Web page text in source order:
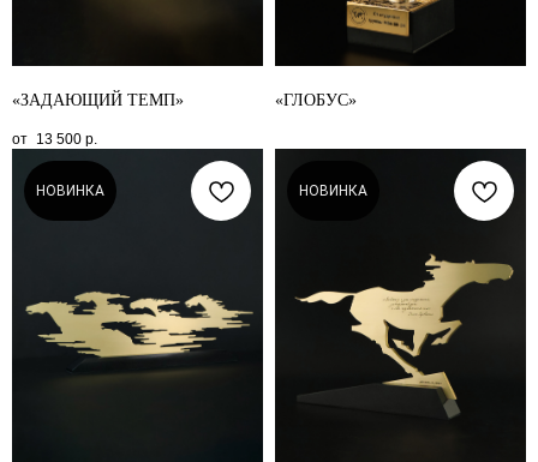
«ЗАДАЮЩИЙ ТЕМП»
13 500 р.
«ГЛОБУС»
НОВИНКА НОВИНКА